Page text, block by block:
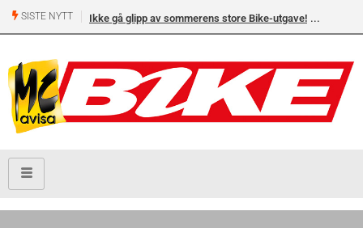
SISTE NYTT Ikke gå glipp av sommerens store Bike-utgave!